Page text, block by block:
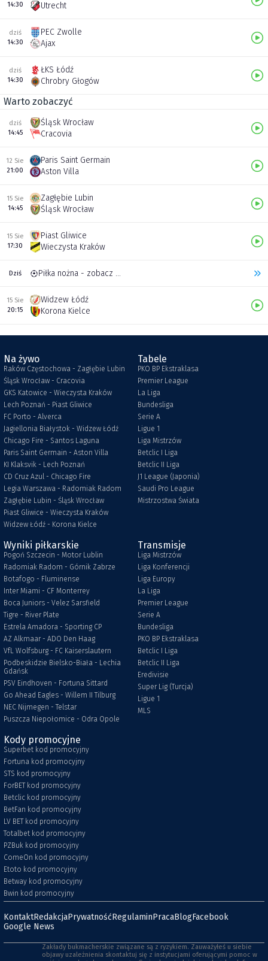
14:30
Utrecht
dziś
14:30
PEC Zwolle
Ajax
dziś
14:30
ŁKS Łódź
Chrobry Głogów
Warto zobaczyć
dziś
14:45
Śląsk Wrocław
Cracovia
12 Sie
21:00
Paris Saint Germain
Aston Villa
15 Sie
14:45
Zagłębie Lubin
Śląsk Wrocław
15 Sie
17:30
Piast Gliwice
Wieczysta Kraków
Dziś Piłka nożna - zobacz inne transmisje
15 Sie
20:15
Widzew Łódź
Korona Kielce
Na żywo
Raków Częstochowa - Zagłębie Lubin
Śląsk Wrocław - Cracovia
GKS Katowice - Wieczysta Kraków
Lech Poznań - Piast Gliwice
FC Porto - Alverca
Jagiellonia Białystok - Widzew Łódź
Chicago Fire - Santos Laguna
Paris Saint Germain - Aston Villa
KI Klaksvik - Lech Poznań
CD Cruz Azul - Chicago Fire
Legia Warszawa - Radomiak Radom
Zagłębie Lubin - Śląsk Wrocław
Piast Gliwice - Wieczysta Kraków
Widzew Łódź - Korona Kielce
Tabele
PKO BP Ekstraklasa
Premier League
La Liga
Bundesliga
Serie A
Ligue 1
Liga Mistrzów
Betclic I Liga
Betclic II Liga
J1 League (Japonia)
Saudi Pro League
Mistrzostwa Świata
Wyniki piłkarskie
Pogoń Szczecin - Motor Lublin
Radomiak Radom - Górnik Zabrze
Botafogo - Fluminense
Inter Miami - CF Monterrey
Boca Juniors - Velez Sarsfield
Tigre - River Plate
Estrela Amadora - Sporting CP
AZ Alkmaar - ADO Den Haag
VfL Wolfsburg - FC Kaiserslautern
Podbeskidzie Bielsko-Biała - Lechia
Gdańsk
PSV Eindhoven - Fortuna Sittard
Go Ahead Eagles - Willem II Tilburg
NEC Nijmegen - Telstar
Puszcza Niepołomice - Odra Opole
Transmisje
Liga Mistrzów
Liga Konferencji
Liga Europy
La Liga
Premier League
Serie A
Bundesliga
PKO BP Ekstraklasa
Betclic I Liga
Betclic II Liga
Eredivisie
Super Lig (Turcja)
Ligue 1
MLS
Kody promocyjne
Superbet kod promocyjny
Fortuna kod promocyjny
STS kod promocyjny
ForBET kod promocyjny
Betclic kod promocyjny
BetFan kod promocyjny
LV BET kod promocyjny
Totalbet kod promocyjny
PZBuk kod promocyjny
ComeOn kod promocyjny
Etoto kod promocyjny
Betway kod promocyjny
Bwin kod promocyjny
KontaktRedakcjaPrywatnośćRegulaminPracaBlogFacebook
Google News
Zakłady bukmacherskie związane są z ryzykiem. Zauważyłeś u siebie
objawy uzależnienia skontaktuj się z instytucjami oferującymi pomoc w